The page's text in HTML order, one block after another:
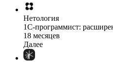
Нетология
1C-программист:
18 месяцев
Далее